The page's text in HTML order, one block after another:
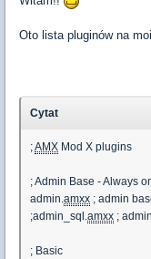
Oto lista pluginów na
Cytat
;AMX Mod X plugins
; Admin Base - Always
admin.amxx ; admin
;admin_sql.amxx ;
; Basic